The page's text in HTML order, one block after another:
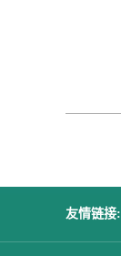
友情链接: